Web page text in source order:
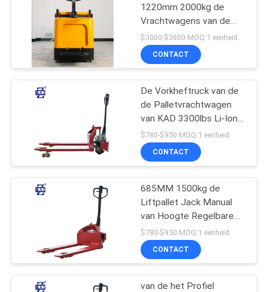
PRIVACY
POLICY
Hydraulische
Handpallettruck
28
Elektrisch
aangedreven
Palletvrachtwagen
1220mm 2000kg de
Vrachtwagens van de
Materiële
Behandelingspallet
$3000-$3800 MOQ:1 eenheid
CONTACT
De Vorkheftruck van de
de Palletvrachtwagen
van KAD 3300lbs Li-Ion
Easy Lift Electric
Powered
$780-$950 MOQ:1 eenheid
CONTACT
685MM 1500kg de
Liftpallet Jack Manual
van Hoogte Regelbare
Hydraulische Ez
$780-$950 MOQ:1 eenheid
CONTACT
van de het Profiel